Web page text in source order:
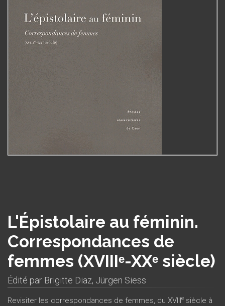
L'Épistolaire au féminin.
Correspondances de
femmes (XVIIIᵉ-XXᵉ siècle)
Édité par Brigitte Diaz, Jürgen Siess
Revisiter les correspondances de femmes, du XVIIIe siècle à